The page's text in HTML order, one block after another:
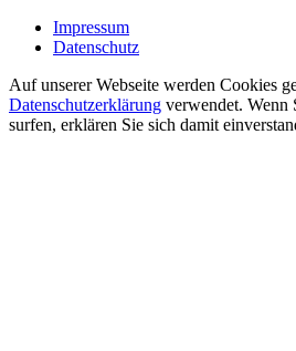
Impressum
Datenschutz
Auf unserer Webseite werden Cookies
Datenschutzerklärung verwendet. Wenn
surfen, erklären Sie sich damit